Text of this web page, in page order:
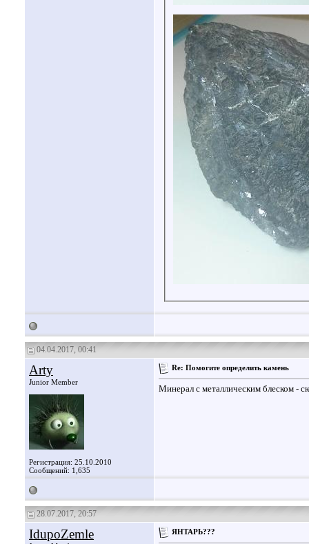
04.04.2017, 00:41
Arty
Junior Member
Регистрация: 25.10.2010
Сообщений: 1,635
Re: Помогите определить камень
Минерал с металлическим блеском -
28.07.2017, 20:57
IdupoZemle ЯНТАРЬ???